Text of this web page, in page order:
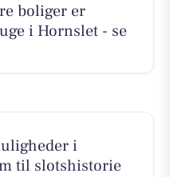
boliger er
i Hornslet - se
i
til slotshistorie